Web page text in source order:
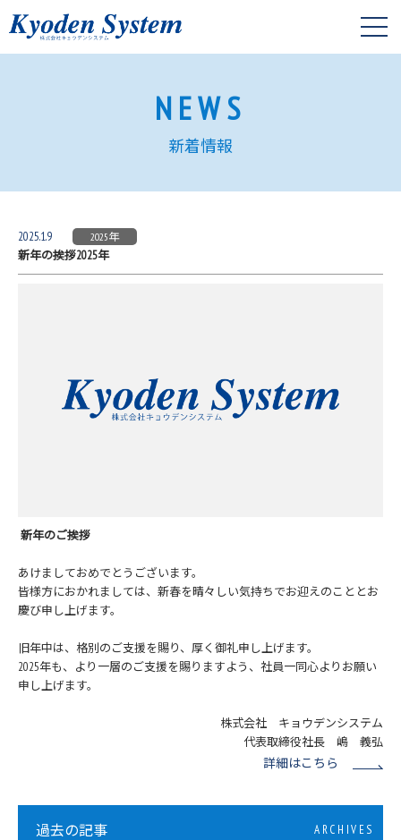
NEWS
新着情報
2025.1.9 2025年
新年の挨拶2025年
新年のご挨拶
あけましておめでとうございます。
皆様方におかれましては、新春を晴々しい気持ちでお迎えのこととお
慶び申し上げます。
旧年中は、格別のご支援を賜り、厚く御礼申し上げます。
2025年も、より一層のご支援を賜りますよう、社員一同心よりお願い
申し上げます。
株式会社 キョウデンシステム
代表取締役社長 嶋 義弘
詳細はこちら
過去の記事 ARCHIVES